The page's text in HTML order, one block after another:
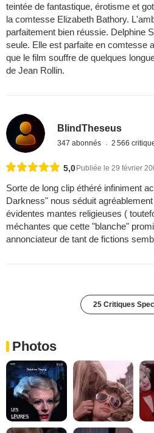
teintée de fantastique, érotisme et
la comtesse Elizabeth Bathory.
parfaitement bien réussie. Delphine
seule. Elle est parfaite en comtesse
que le film souffre de quelques
de Jean Rollin.
BlindTheseus
347 abonnés 2 566
5,0 Publiée le 29 février
Sorte de long clip éthéré infiniment
Darkness" nous séduit
évidentes mantes religieuses (
méchantes que cette "blanche"
annonciateur de tant de fictions
25 Critiques
Photos